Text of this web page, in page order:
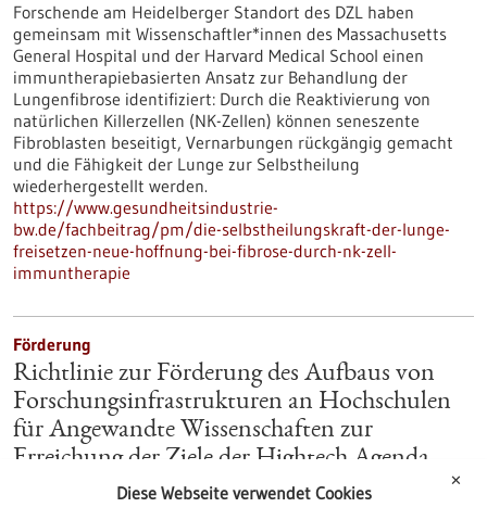
Forschende am Heidelberger Standort des DZL haben
gemeinsam mit Wissenschaftler*innen des Massachusetts
General Hospital und der Harvard Medical School einen
immuntherapiebasierten Ansatz zur Behandlung der
Lungenfibrose identifiziert: Durch die Reaktivierung von
natürlichen Killerzellen (NK-Zellen) können seneszente
Fibroblasten beseitigt, Vernarbungen rückgängig gemacht
und die Fähigkeit der Lunge zur Selbstheilung
wiederhergestellt werden.
https://www.gesundheitsindustrie-
bw.de/fachbeitrag/pm/die-selbstheilungskraft-der-lunge-
freisetzen-neue-hoffnung-bei-fibrose-durch-nk-zell-
immuntherapie
Förderung
Richtlinie zur Förderung des Aufbaus von
Forschungsinfrastrukturen an Hochschulen
für Angewandte Wissenschaften zur
Erreichung der Ziele der Hightech Agenda
Deutschland (HAW-OpenSpace) im Rahmen
✕
Diese Webseite verwendet Cookies